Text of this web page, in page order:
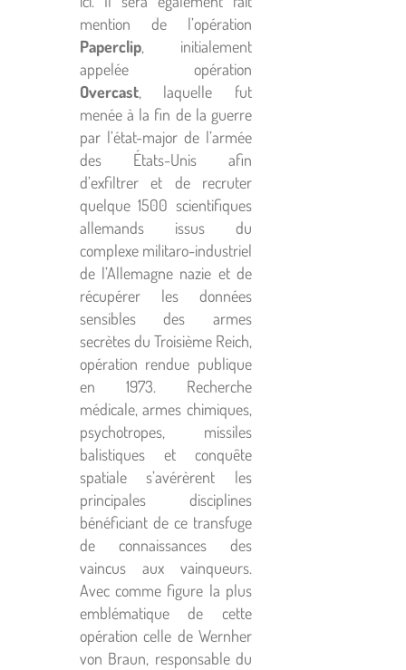
mention de l’opération
Paperclip, initialement
appelée opération
Overcast, laquelle fut
menée à la fin de la guerre
par l’état-major de l’armée
des États-Unis afin
d’exfiltrer et de recruter
quelque 1500 scientifiques
allemands issus du
complexe militaro-industriel
de l’Allemagne nazie et de
récupérer les données
sensibles des armes
secrètes du Troisième Reich,
opération rendue publique
en 1973. Recherche
médicale, armes chimiques,
psychotropes, missiles
balistiques et conquête
spatiale s’avérèrent les
principales disciplines
bénéficiant de ce transfuge
de connaissances des
vaincus aux vainqueurs.
Avec comme figure la plus
emblématique de cette
opération celle de Wernher
von Braun, responsable du